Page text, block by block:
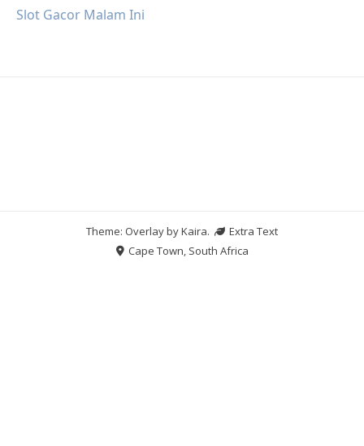
Slot Gacor Malam Ini
Theme: Overlay byKaira.
Extra Text
Cape Town, South Africa